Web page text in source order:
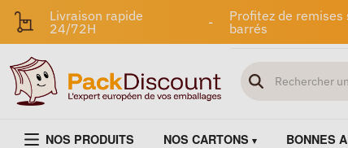
Livraison rapide
24/72H
-
Profitez de
barrés
NOS PRODUITS NOS CARTONS BONNES